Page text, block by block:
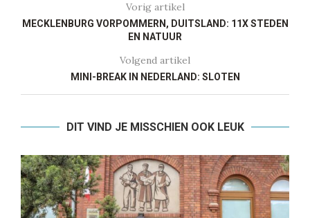
Vorig artikel
MECKLENBURG VORPOMMERN, DUITSLAND: 11X STEDEN
EN NATUUR
Volgend artikel
MINI-BREAK IN NEDERLAND: SLOTEN
DIT VIND JE MISSCHIEN OOK LEUK